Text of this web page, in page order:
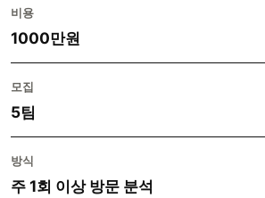
비용
1000만원
모집
5팀
방식
주 1회 이상 방문 분석